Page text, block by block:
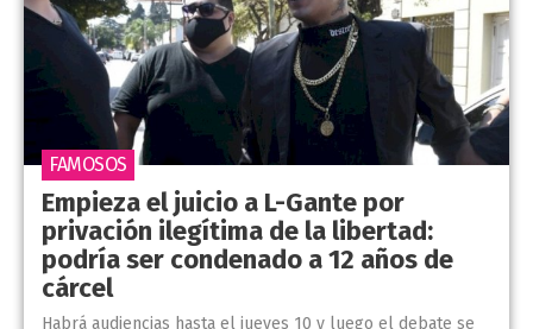
Empieza el juicio a L-Gante por
privación ilegítima de la libertad:
podría ser condenado a 12 años de
cárcel
Habrá audiencias hasta el jueves 10 y luego el debate se
FAMOSOS